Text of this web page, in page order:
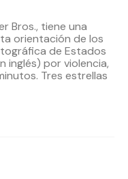
Bros., tiene una
orientación de los
de Estados
inglés) por violencia,
Tres estrellas